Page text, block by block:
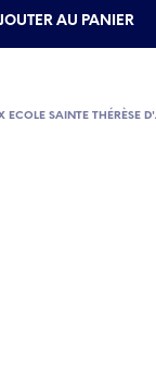
AU PANIER
ECOLE SAINTE THÉRÈSE